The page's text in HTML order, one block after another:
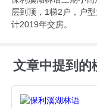
层到顶，1梯2户，户
计2019年交房。
文章中提到的